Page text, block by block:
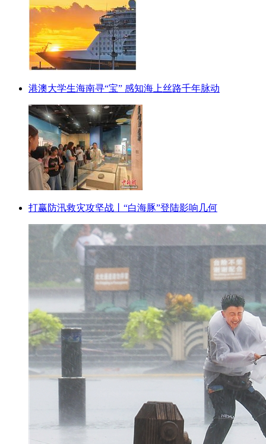
港澳大学生海南寻“宝” 感知海上丝路千年脉动
打赢防汛救灾攻坚战丨“白海豚”登陆影响几何